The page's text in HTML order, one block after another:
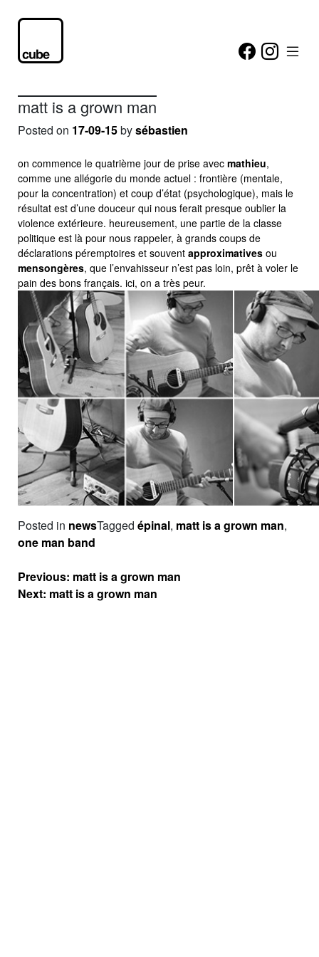
matt is a grown man
Posted on 17-09-15bysébastien
on commence le quatrième jour de prise avec mathieu,
comme une allégorie du monde actuel : frontière (mentale,
pour la concentration) et coup d’état (psychologique), mais le
résultat est d’une douceur qui nous ferait presque oublier la
violence extérieure. heureusement, une partie de la classe
politique est là pour nous rappeler, à grands coups de
déclarations péremptoires et souvent approximatives ou
mensongères, que l’envahisseur n’est pas loin, prêt à voler le
pain des bons français. ici, on a très peur.
Posted in newsTagged épinal, matt is a grown man,
one man band
Navigation
de
l’article
Previous: matt is a grown man
Next: matt is a grown man